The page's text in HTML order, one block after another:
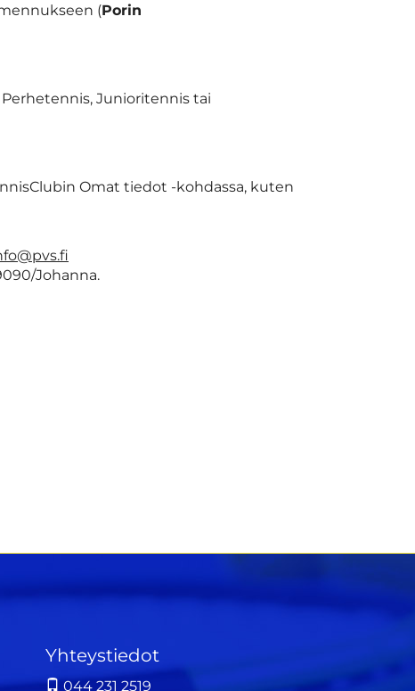
(Porin
Junioritennis tai
Omat tiedot -kohdassa, kuten
Johanna.
Yhteystiedot
044 231 2519